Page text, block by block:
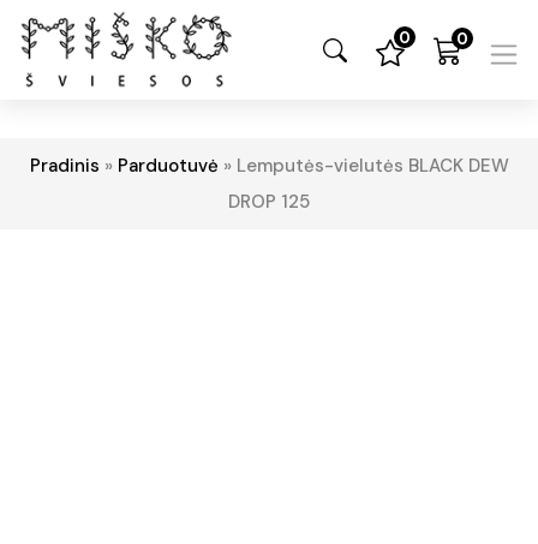
0 0
Pradinis » Parduotuvė » Lemputės-vielutės BLACK DEW
DROP 125